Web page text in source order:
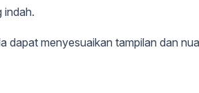
indah.
dapat menyesuaikan tampilan dan